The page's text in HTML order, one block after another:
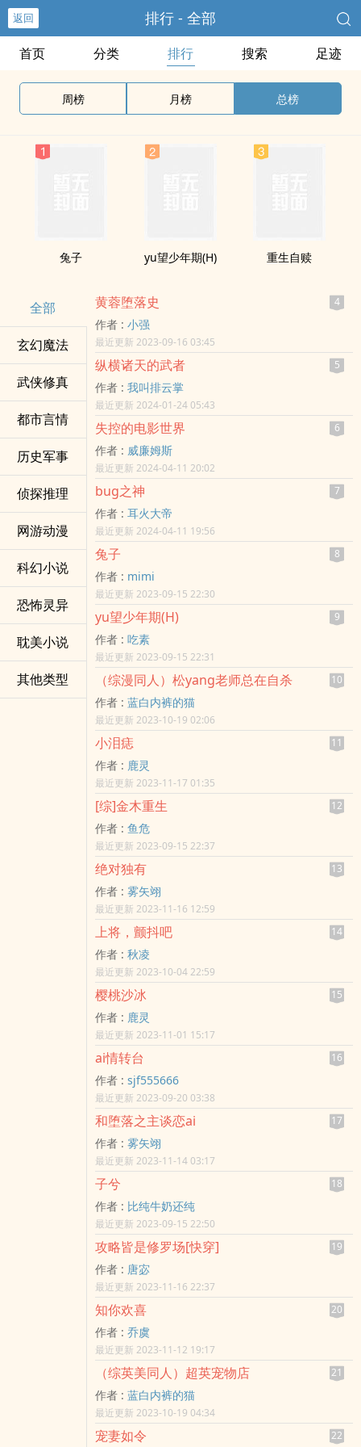
返回 排行 - 全部
首页 分类 排行 搜索 足迹
周榜 月榜 总榜
兔子 yu望少年期(H) 重生自赎
全部
玄幻魔法
武侠修真
都市言情
历史军事
侦探推理
网游动漫
科幻小说
恐怖灵异
耽美小说
其他类型
黄蓉堕落史 4
作者 : 小强
最近更新 2023-09-16 03:45
纵横诸天的武者 5
作者 : 我叫排云掌
最近更新 2024-01-24 05:43
失控的电影世界 6
作者 : 威廉姆斯
最近更新 2024-04-11 20:02
bug之神 7
作者 : 耳火大帝
最近更新 2024-04-11 19:56
兔子 8
作者 : mimi
最近更新 2023-09-15 22:30
yu望少年期(H) 9
作者 : 吃素
最近更新 2023-09-15 22:31
（综漫同人）松yang老师总在自杀 10
作者 : 蓝白内裤的猫
最近更新 2023-10-19 02:06
小泪痣 11
作者 : 鹿灵
最近更新 2023-11-17 01:35
[综]金木重生 12
作者 : 鱼危
最近更新 2023-09-15 22:37
绝对独有 13
作者 : 雾矢翊
最近更新 2023-11-16 12:59
上将，颤抖吧 14
作者 : 秋凌
最近更新 2023-10-04 22:59
樱桃沙冰 15
作者 : 鹿灵
最近更新 2023-11-01 15:17
ai情转台 16
作者 : sjf555666
最近更新 2023-09-20 03:38
和堕落之主谈恋ai 17
作者 : 雾矢翊
最近更新 2023-11-14 03:17
子兮 18
作者 : 比纯牛奶还纯
最近更新 2023-09-15 22:50
攻略皆是修罗场[快穿] 19
作者 : 唐宓
最近更新 2023-11-16 22:37
知你欢喜 20
作者 : 乔虞
最近更新 2023-11-12 19:17
（综英美同人）超英宠物店 21
作者 : 蓝白内裤的猫
最近更新 2023-10-19 04:34
宠妻如令 22